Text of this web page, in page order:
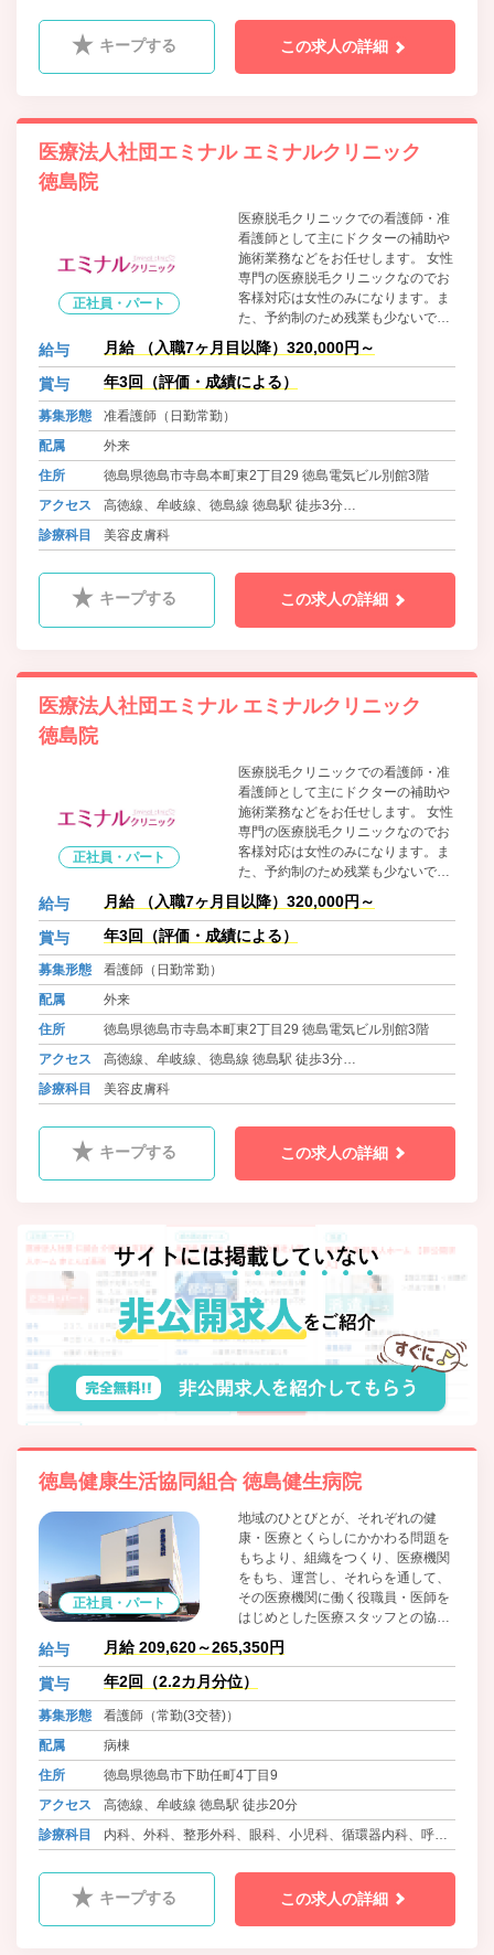
キープする この求人の詳細
医療法人社団エミナル エミナルクリニック
徳島院
正社員・パート
医療脱毛クリニックでの看護師・准
看護師として主にドクターの補助や
施術業務などをお任せします。 女性
専門の医療脱毛クリニックなのでお
客様対応は女性のみになります。ま
た、予約制のため残業も少ないで
す。仕事に慣れるまでは、丁寧に指
導します。 出来ることを少しずつ増
やしながら、じっくりと成長してい
きましょう。患者さまの気持ちに寄
給与 月給 （入職7ヶ月目以降）320,000円～
賞与 年3回（評価・成績による）
募集形態
准看護師（日勤常勤）
配属
外来
住所
徳島県徳島市寺島本町東2丁目29 徳島電気ビル別館3階
アクセス
高徳線、牟岐線、徳島線 徳島駅 徒歩3分
バス 徳島市交通局・徳島バス 八百屋町 徒歩3分
診療科目 美容皮膚科
キープする この求人の詳細
医療法人社団エミナル エミナルクリニック
徳島院
正社員・パート
医療脱毛クリニックでの看護師・准
看護師として主にドクターの補助や
施術業務などをお任せします。 女性
専門の医療脱毛クリニックなのでお
客様対応は女性のみになります。ま
た、予約制のため残業も少ないで
す。仕事に慣れるまでは、丁寧に指
導します。 出来ることを少しずつ増
やしながら、じっくりと成長してい
を貸してください。
給与 月給 （入職7ヶ月目以降）320,000円～
賞与 年3回（評価・成績による）
募集形態
看護師（日勤常勤）
配属
外来
住所
徳島県徳島市寺島本町東2丁目29 徳島電気ビル別館3階
アクセス
高徳線、牟岐線、徳島線 徳島駅 徒歩3分
バス 徳島市交通局・徳島バス 八百屋町 徒歩3分
診療科目 美容皮膚科
キープする この求人の詳細
徳島健康生活協同組合 徳島健生病院
正社員・パート
地域のひとびとが、それぞれの健
康・医療とくらしにかかわる問題を
もちより、組織をつくり、医療機関
をもち、運営し、それらを通して、
その医療機関に働く役職員・医師を
はじめとした医療スタッフとの協同
によって、問題解決のために運動す
る、生協法にもとづく住民の自主的
組織です。組合員・患者の医療への
給与 月給 209,620～265,350円
賞与 年2回（2.2カ月分位）
募集形態
看護師（常勤(3交替)）
配属
病棟
住所
徳島県徳島市下助任町4丁目9
アクセス
高徳線、牟岐線 徳島駅 徒歩20分
診療科目
内科、外科、整形外科、眼科、小児科、循環器内科、呼吸
肛門科、麻酔科、リウマチ科、ﾘﾊﾋﾞﾘﾃｰｼｮﾝ科、放射線科、
キープする この求人の詳細